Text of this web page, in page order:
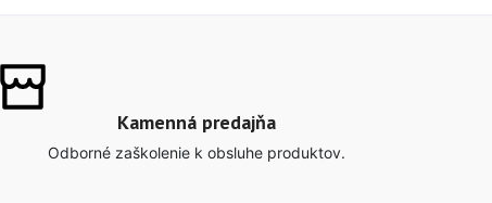
Kamenná predajňa
Odborné zaškolenie k obsluhe produktov.